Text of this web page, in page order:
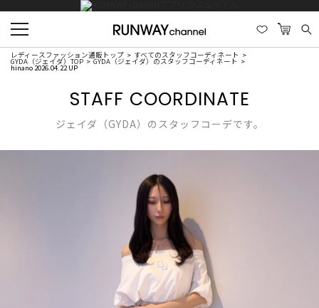
レディースファッション通販トップ すべてのスタッフコーディネート
GYDA（ジェイダ）TOP GYDA（ジェイダ）のスタッフコーディネート
hinano 2026.04.22 UP
STAFF COORDINATE
ジェイダ（GYDA）のスタッフコーデです。